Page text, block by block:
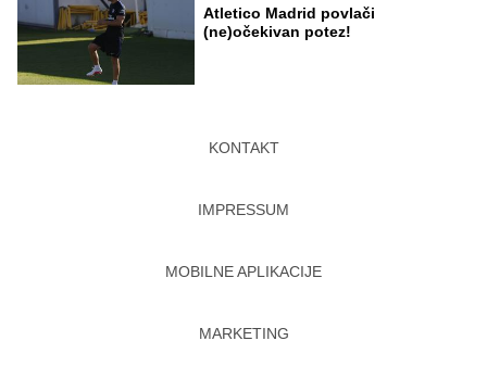
Atletico Madrid povlači
(ne)očekivan potez!
KONTAKT
IMPRESSUM
MOBILNE APLIKACIJE
MARKETING